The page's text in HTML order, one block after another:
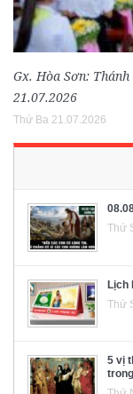
Gx. Hòa Sơn:
21.07.2026
Thứ Ba 21.07.2026
Thứ
Lịch
Thứ
5 vị